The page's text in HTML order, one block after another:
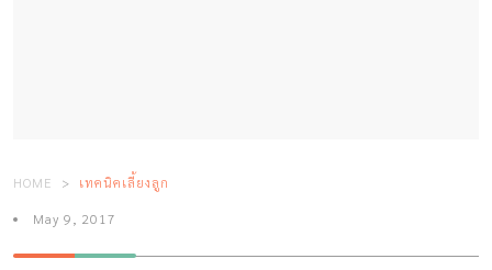
HOME เทคนิคเลี้ยงลูก
May 9, 2017